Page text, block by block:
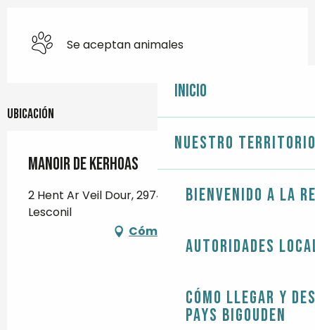
Inicio
Nuestro
Bienvenido a la
Autoridades
Cómo llegar y
Pays Bigouden
Se aceptan animales
Ubicación
Manoir de Kerhoas
2 Hent Ar Veil Dour, 29740 Plobannalec-
Lesconil
Cómo llegar